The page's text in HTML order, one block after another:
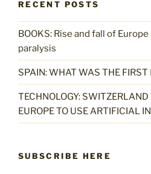
RECENT POSTS
BOOKS: Rise and fall of
paralysis
SPAIN: WHAT WAS THE FIRST
TECHNOLOGY:
EUROPE TO USE ARTIFICIAL
SUBSCRIBE HERE